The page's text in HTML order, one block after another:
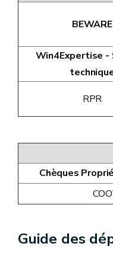
BEWARE
Win4Expertise -
RPR
Chèques
Guide des